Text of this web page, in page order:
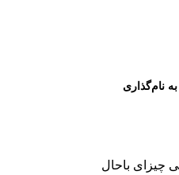
نام‌گذاری
چیزای باحال